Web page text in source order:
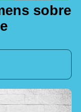
sobre